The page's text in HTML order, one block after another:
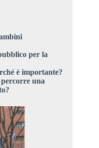
per la
è importante?
percorre una